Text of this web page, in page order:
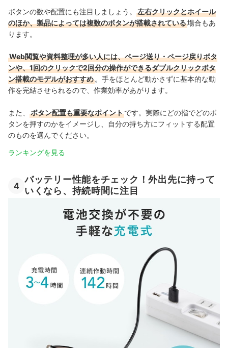
ボタンの数や配置にも注目しましょう。
左右クリックとホイール
のほか、製品によっては複数のボタンが搭載されている場合もあ
ります。
Web閲覧や資料整理が多い人には、ページ送り・ページ戻りボタ
ンや、1回のクリックで2回分の操作ができるダブルクリックボタ
ン搭載のモデルがおすすめ 。手をほとんど動かさずに基本的な動
作を完結させられるので、作業効率があがります。
また、 ボタン配置も重要なポイントです。実際にどの指でどのボ
タンを押すのかをイメージし、自分の持ち方にフィットする配置
のものを選んでください。
ランキングを見る
4
バッテリー性能をチェック！外出先に持って
いくなら、持続時間に注目